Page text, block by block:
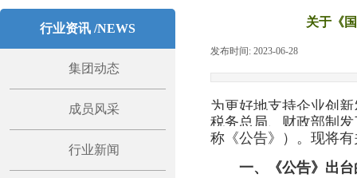
关于《
发布时间: 2023-06-28
为更好地支持企业创
税务总局、财政部制
称《公告》）。现将
一、《公告》出
集团动态
成员风采
行业新闻
行业资讯 /NEWS